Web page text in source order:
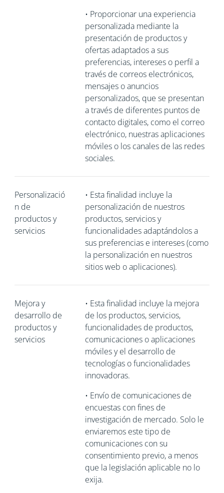
• Proporcionar una experiencia
personalizada mediante la
presentación de productos y
ofertas adaptados a sus
preferencias, intereses o perfil a
través de correos electrónicos,
mensajes o anuncios
personalizados, que se presentan
a través de diferentes puntos de
contacto digitales, como el correo
electrónico, nuestras aplicaciones
móviles o los canales de las redes
sociales.
Personalizació
n de
productos y
servicios
• Esta finalidad incluye la
personalización de nuestros
productos, servicios y
funcionalidades adaptándolos a
sus preferencias e intereses (como
la personalización en nuestros
sitios web o aplicaciones).
Mejora y
desarrollo de
productos y
servicios
• Esta finalidad incluye la mejora
de los productos, servicios,
funcionalidades de productos,
comunicaciones o aplicaciones
móviles y el desarrollo de
tecnologías o funcionalidades
innovadoras.
• Envío de comunicaciones de
encuestas con fines de
investigación de mercado. Solo le
enviaremos este tipo de
comunicaciones con su
consentimiento previo, a menos
que la legislación aplicable no lo
exija.